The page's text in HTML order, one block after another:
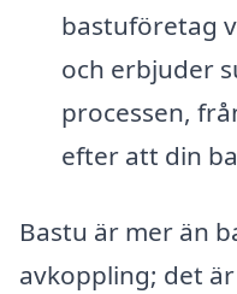
bastuföretag
och erbjuder
processen,
efter att din
Bastu är mer än
avkoppling; det